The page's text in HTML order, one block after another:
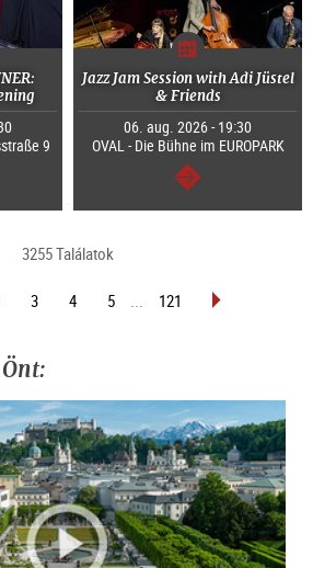
9
Jazz Jam Session with Adi Jüstel
& Friends
06. aug. 2026 - 19:30
OVAL - Die Bühne im EUROPARK
Tovább
3255 Találatok
3 4 5 ... 121 Lapozás